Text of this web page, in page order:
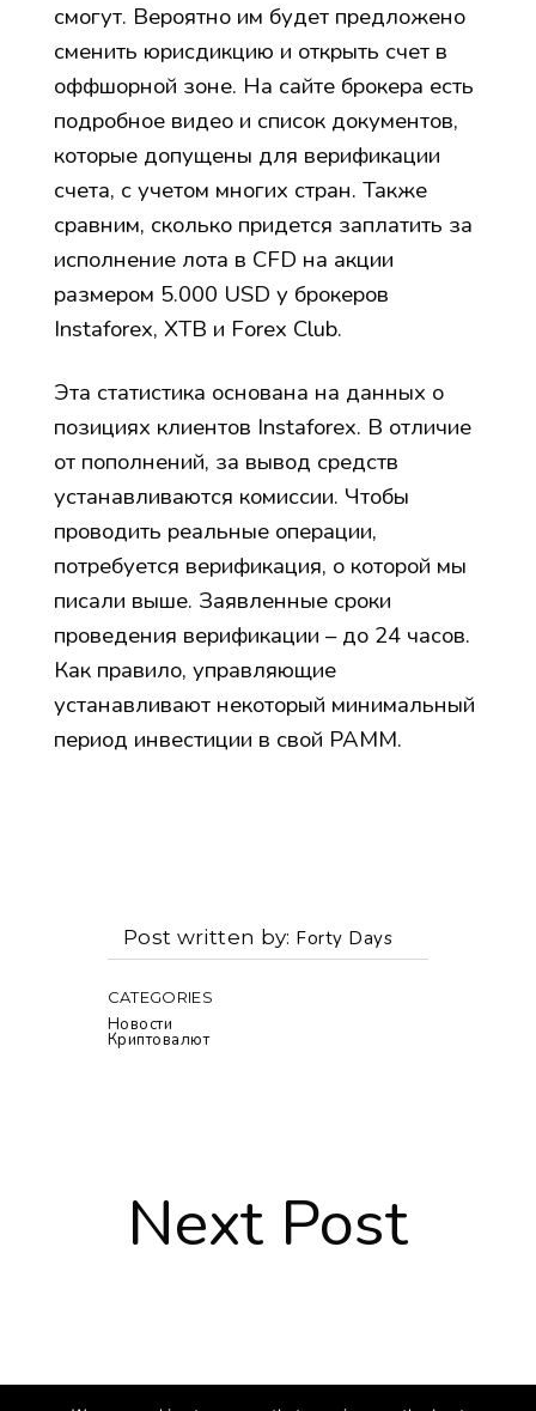
смогут. Вероятно им будет предложено
сменить юрисдикцию и открыть счет в
оффшорной зоне. На сайте брокера есть
подробное видео и список документов,
которые допущены для верификации
счета, с учетом многих стран. Также
сравним, сколько придется заплатить за
исполнение лота в CFD на акции
размером 5.000 USD у брокеров
Instaforex, XTB и Forex Club.
Эта статистика основана на данных о
позициях клиентов Instaforex. В отличие
от пополнений, за вывод средств
устанавливаются комиссии. Чтобы
проводить реальные операции,
потребуется верификация, о которой мы
писали выше. Заявленные сроки
проведения верификации – до 24 часов.
Как правило, управляющие
устанавливают некоторый минимальный
период инвестиции в свой PAMM.
Post written by Forty Days
CATEGORIES
Новости
Криптовалют
Next Post